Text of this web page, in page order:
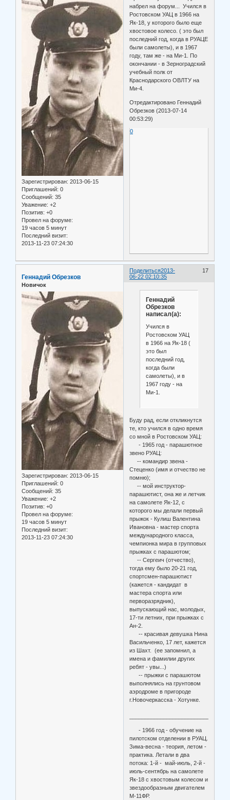
Зарегистрирован: 2013-06-15
Приглашений: 0
Сообщений: 35
Уважение: +2
Позитив: +0
Провел на форуме:
19 часов 5 минут
Последний визит:
2013-11-23 07:24:30
набрел на форум... Учился в
Ростовском УАЦ в 1966 на
Як-18, у которого было еще
хвостовое колесо. ( это был
последний год, когда в РУАЦЕ
были самолеты), и в 1967
году, там же - на Ми-1. По
окончании - в Зерноградский
учебный полк от
Краснодарского ОВЛТУ на
Ми-4.
Отредактировано Геннадий
Обрезков (2013-07-14
00:53:29)
0
Поделиться 17
2013-
06-22 02:10:35
Геннадий Обрезков
Новичок
Зарегистрирован: 2013-06-15
Приглашений: 0
Сообщений: 35
Уважение: +2
Позитив: +0
Провел на форуме:
19 часов 5 минут
Последний визит:
2013-11-23 07:24:30
Геннадий
Обрезков
написал(а):
Учился в
Ростовском УАЦ
в 1966 на Як-18 (
это был
последний год,
когда были
самолеты), и в
1967 году - на
Ми-1.
Буду рад, если откликнутся
те, кто учился в одно время
со мной в Ростовском УАЦ:
- 1965 год - парашютное
звено РУАЦ:
-- командир звена -
Стеценко (имя и отчество не
помню);
-- мой инструктор-
парашютист, она же и летчик
на самолете Як-12, с
которого мы делали первый
прыжок - Кулиш Валентина
Ивановна - мастер спорта
международного класса,
чемпионка мира в групповых
прыжках с парашютом;
-- Сергеич (отчество),
тогда ему было 20-21 год,
спортсмен-парашютист
(кажется - кандидат в
мастера спорта или
перворазрядник),
выпускающий нас, молодых,
17-ти летних, при прыжках с
Ан-2.
-- красивая девушка Нина
Васильченко, 17 лет, кажется
из Шахт. (ее запомнил, а
имена и фамилии других
ребят - увы...)
-- прыжки с парашютом
выполнялись на грунтовом
аэродроме в пригороде
г.Новочеркасска - Хотунке.
- 1966 год - обучение на
пилотском отделении в РУАЦ.
Зима-весна - теория, летом -
практика. Летали в два
потока: 1-й - май-июль, 2-й -
июль-сентябрь на самолете
Як-18 с хвостовым колесом и
звездообразным двигателем
М-11ФР.